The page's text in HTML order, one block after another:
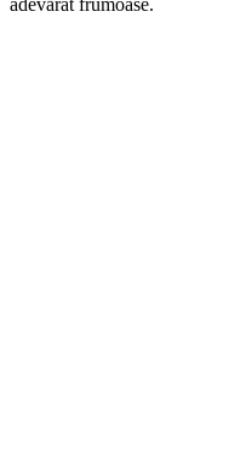
adevărat frumoase.